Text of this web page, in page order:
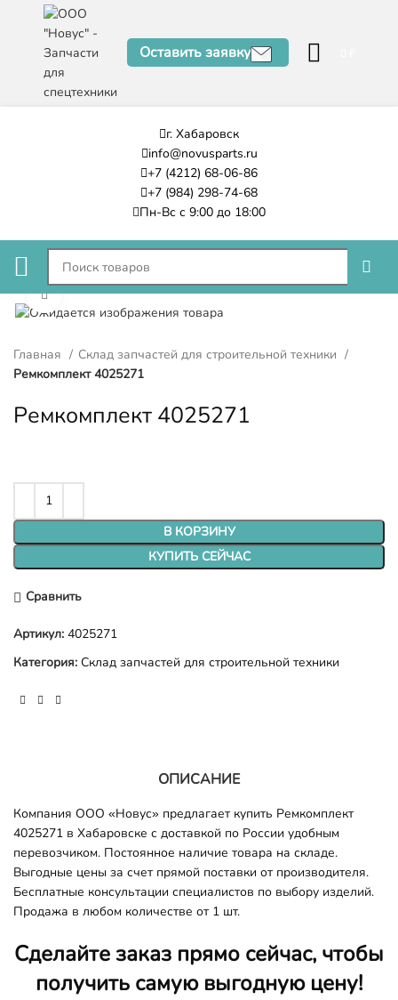
Оставить заявку
г. Хабаровск
info@novusparts.ru
+7 (4212) 68-06-86
+7 (984) 298-74-68
Пн-Вс с 9:00 до 18:00
Нажмите, чтобы увеличить
Главная
Склад запчастей для строительной техники
Ремкомплект 4025271
Ремкомплект 4025271
В КОРЗИНУ
КУПИТЬ СЕЙЧАС
Сравнить
Артикул: 4025271
Категория: Склад запчастей для строительной техники
ОПИСАНИЕ
Компания ООО «Новус» предлагает купить Ремкомплект
4025271 в Хабаровске с доставкой по России удобным
перевозчиком. Постоянное наличие товара на складе.
Выгодные цены за счет прямой поставки от производителя.
Бесплатные консультации специалистов по выбору изделий.
Продажа в любом количестве от 1 шт.
Сделайте заказ прямо сейчас, чтобы
получить самую выгодную цену!